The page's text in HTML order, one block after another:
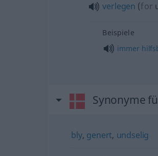
verlegen (for
Beispiele
immer
Synonyme
bly, genert, undselig